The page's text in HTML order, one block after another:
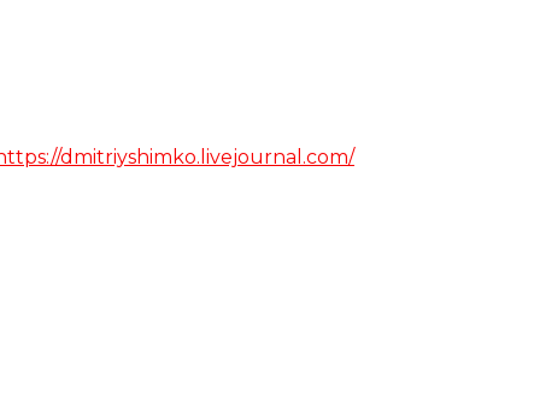
dmitriyshimko.livejournal.com/